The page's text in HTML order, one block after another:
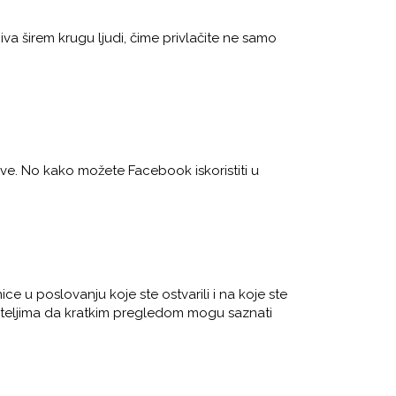
širem krugu ljudi, čime privlačite ne samo
No kako možete Facebook iskoristiti u
u poslovanju koje ste ostvarili i na koje ste
da kratkim pregledom mogu saznati